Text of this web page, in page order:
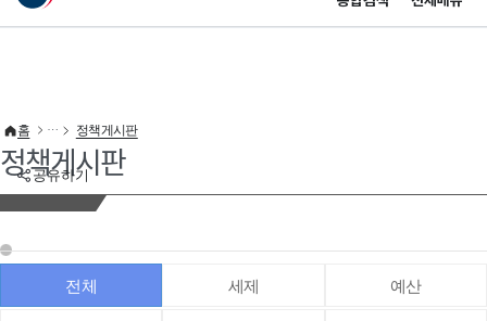
이 누리집은 대한민국 공식 전자정부 누리집입니다.
공유하기
홈 정책게시판
정책게시판
전체 세제 예산